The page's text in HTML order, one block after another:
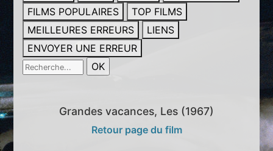
FILMS POPULAIRES
TOP FILMS
MEILLEURES ERREURS
LIENS
ENVOYER UNE ERREUR
Grandes vacances, Les (1967)
Retour page du film